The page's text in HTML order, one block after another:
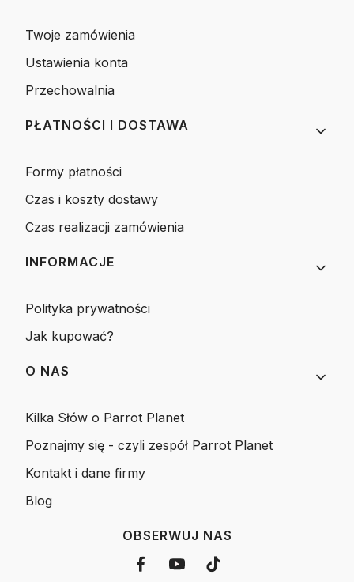
Twoje zamówienia
Ustawienia konta
Przechowalnia
PŁATNOŚCI I DOSTAWA
Formy płatności
Czas i koszty dostawy
Czas realizacji zamówienia
INFORMACJE
Polityka prywatności
Jak kupować?
O NAS
Kilka Słów o Parrot Planet
Poznajmy się - czyli zespół Parrot Planet
Kontakt i dane firmy
Blog
OBSERWUJ NAS